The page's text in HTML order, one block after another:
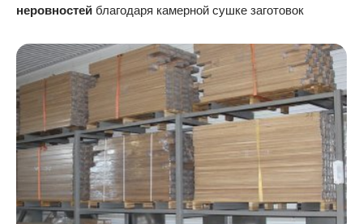
неровностей благодаря камерной сушке заготовок